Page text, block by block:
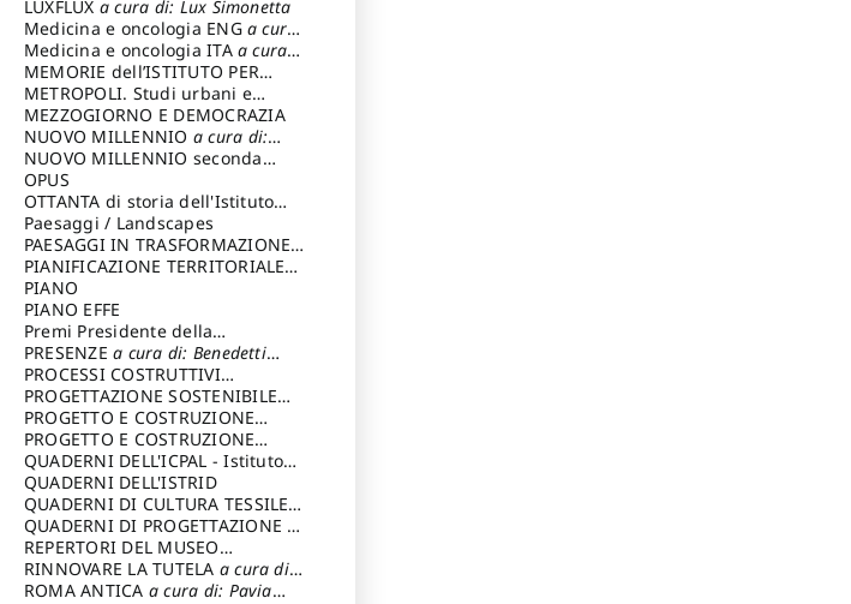
LUXFLUX a cura di: Lux Simonetta
Medicina e oncologia ENG a cura
di: Lopez Massimo
Medicina e oncologia ITA a cura
di: Lopez Massimo
MEMORIE dell’ISTITUTO PER
STORIA DEL RISORGIMENTO
METROPOLI. Studi urbani e
regionali
MEZZOGIORNO E DEMOCRAZIA
NUOVO MILLENNIO a cura di:
Capaldo Pellegrino
NUOVO MILLENNIO seconda
serie
Francesco
OPUS
OTTANTA di storia dell'Istituto
storia dell’Istitutoa cura di:
Cavalieri Patrizia
Paesaggi / Landscapes
PAESAGGI IN TRASFORMAZIONEa
cura di: Corti Enrico A.
PIANIFICAZIONE TERRITORIALE
URBANISTICA ED AMBIENTALE
cura di: Costa Enrico
PIANO
PIANO EFFE
Premi Presidente della
Repubblica
PRESENZEa cura di: Benedetti
Sandro
PROCESSI COSTRUTTIVI
DELL'ARCHITETTURAa cura di:
Ippoliti Alessandro
PROGETTAZIONE SOSTENIBILE
PARTECIPATA
PROGETTO E COSTRUZIONE
DELL’ARCHITETTURA
PROGETTO E COSTRUZIONE
SOSTENIBILE
QUADERNI DELL'ICPAL - Istituto
centrale per il restauro e la
conservazione del patrimonio
archivistico e librario
QUADERNI DELL'ISTRID
QUADERNI DI CULTURA TESSILEa
cura di: Crispolti Livia
QUADERNI DI PROGETTAZIONE a
cura di: Giura Longo Tommaso
REPERTORI DEL MUSEO
CENTRALE DEL RISORGIMENTOa
cura di: Pizzo Marco
RINNOVARE LA TUTELA a cura di:
Cicalò Enrico
ROMA ANTICA a cura di: Pavia